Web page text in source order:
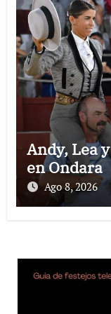
Andy, Lea
en Ondara
Ago 8, 2026